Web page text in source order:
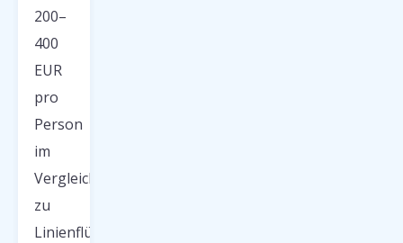
200–
400
EUR
pro
Person
im
Vergleich
zu
Linienflügen.